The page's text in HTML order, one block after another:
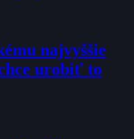
najvyššie
urobiť to